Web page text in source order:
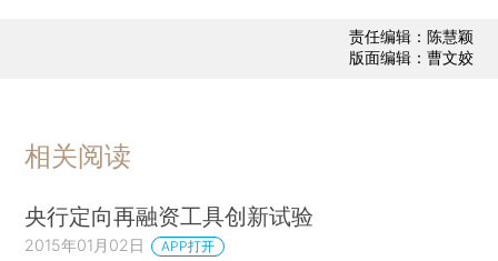
责任编辑：陈慧颖
版面编辑：曹文姣
相关阅读
央行定向再融资工具创新试验
2015年01月02日 APP打开